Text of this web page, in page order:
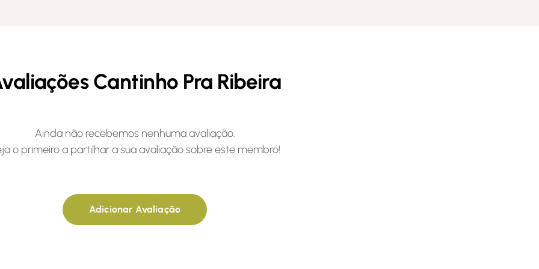
Cantinho Pra Ribeira
Ainda não recebemos nenhuma avaliação.
o primeiro a partilhar a sua avaliação sobre este membro!
Adicionar Avaliação